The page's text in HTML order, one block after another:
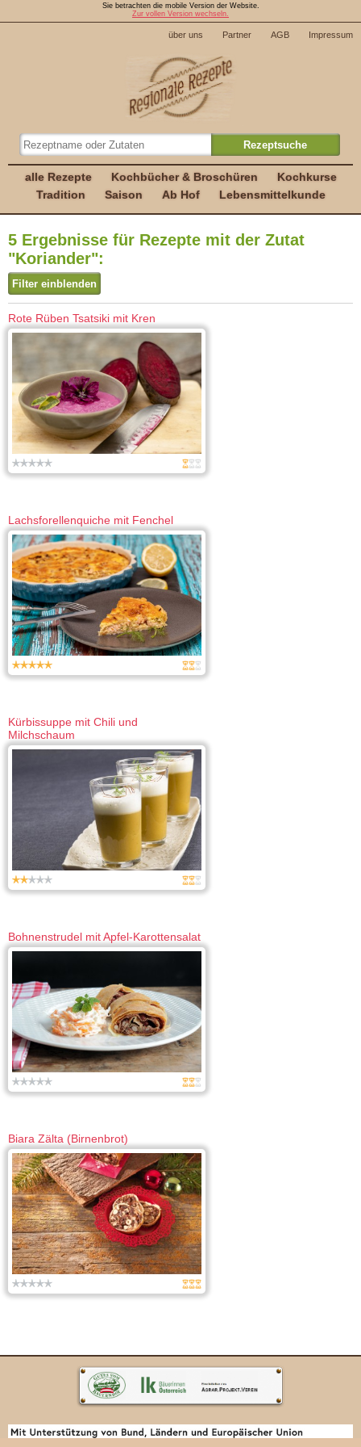
Sie betrachten die mobile Version der Website.
Zur vollen Version wechseln.
über uns Partner AGB Impressum
alle Rezepte Kochbücher & Broschüren
Kochkurse
Tradition
Saison Ab Hof Lebensmittelkunde
5 Ergebnisse für Rezepte mit der Zutat
"Koriander":
Filter einblenden
Rote Rüben Tsatsiki mit Kren
Lachsforellenquiche mit Fenchel
Kürbissuppe mit Chili und
Milchschaum
Bohnenstrudel mit Apfel-Karottensalat
Biara Zälta (Birnenbrot)